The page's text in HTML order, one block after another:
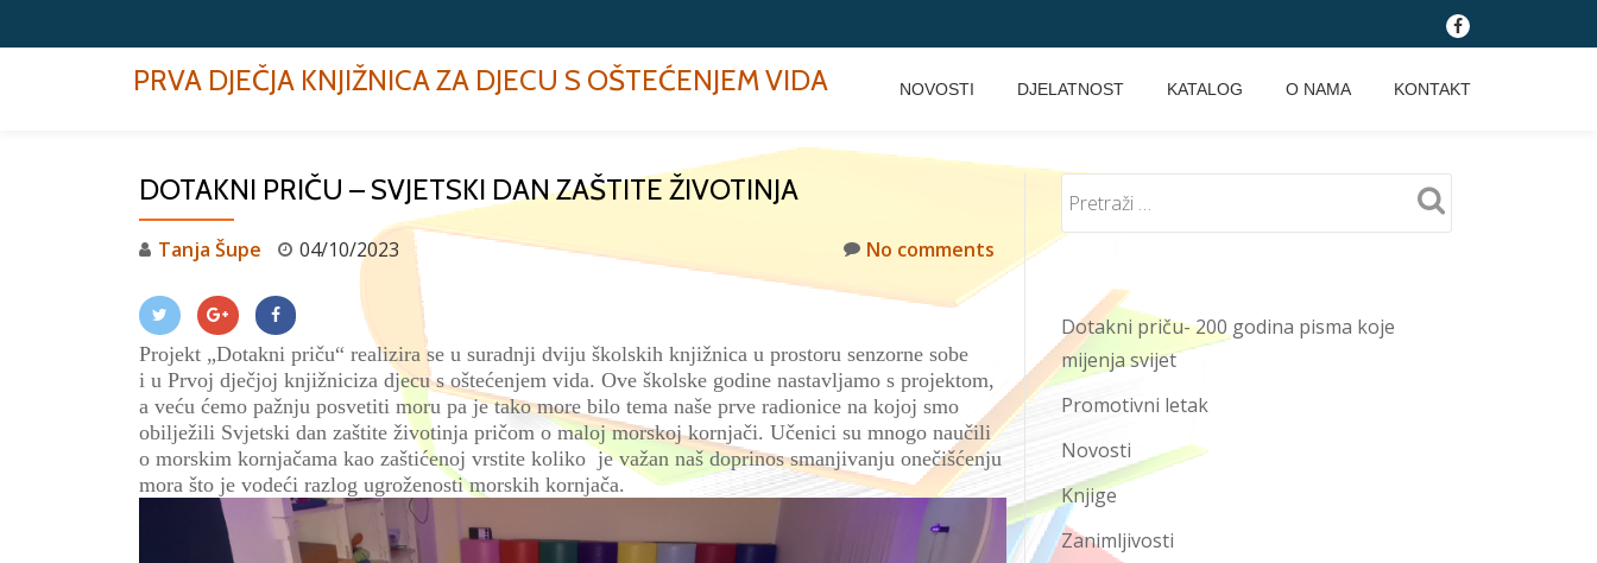
fa-
PRVA DJEČJA KNJIŽNICA ZA DJECU S OŠTEĆENJEM VIDA NOVOSTI DJELATNOST KATALOG O NAMA KONTAKT
DOTAKNI PRIČU – SVJETSKI DAN ZAŠTITE ŽIVOTINJA
Tanja Šupe 04/10/2023 No comments
Projekt „Dotakni priču“ realizirase u suradnji dviju školskih knjižnica u prostoru senzorne sobe
i u Prvoj dječjoj knjižniciza djecu s oštećenjem vida. Ove školske godine nastavljamo s projektom,
a veću ćemo pažnju posvetiti moru pa je tako more bilo tema naše prve radionice na kojoj smo
obilježili Svjetski dan zaštite životinja pričom omaloj morskoj kornjači. Učenici su mnogo naučili
o morskim kornjačama kao zaštićenoj vrstite koliko je važan naš doprinos smanjivanju onečišćenju
mora što je vodeći razlog ugroženosti morskih kornjača.
Dotakni priču- 200 godina pisma koje
mijenja svijet
Promotivni letak
Novosti
Knjige
Zanimljivosti